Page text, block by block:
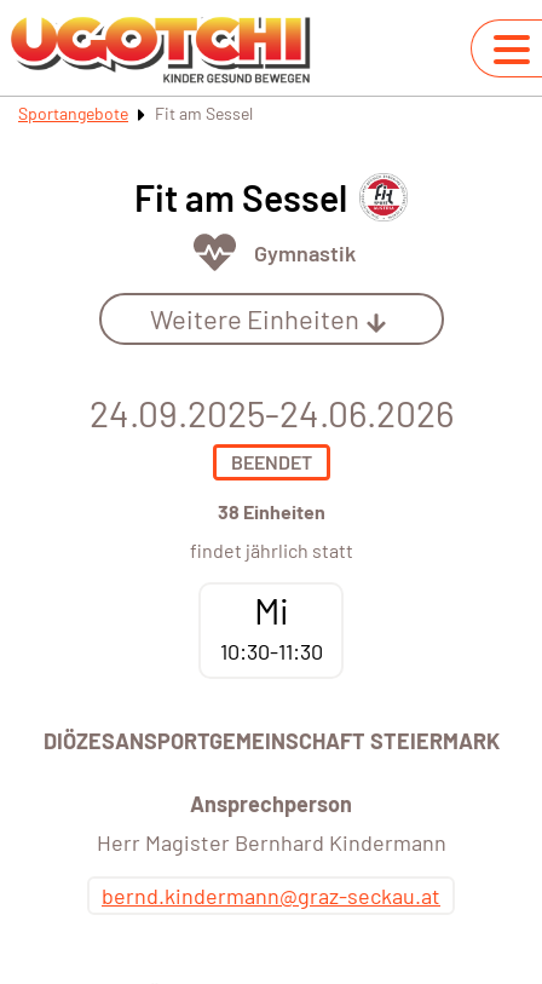
Sportangebote Fit am Sessel
Fit am Sessel
Gymnastik
Weitere Einheiten
24.09.2025-24.06.2026
BEENDET
38 Einheiten
findet jährlich statt
Mi
10:30-11:30
DIÖZESANSPORTGEMEINSCHAFT STEIERMARK
Ansprechperson
Herr Magister Bernhard Kindermann
bernd.kindermann@graz-seckau.at